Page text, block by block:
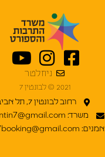
רחוב לבונטין 7, תל אביב
משרד: levontin7@gmail.com
אמנים: levontin7booking@gmail.com
ניוזלטר
2021 © לבונטין 7